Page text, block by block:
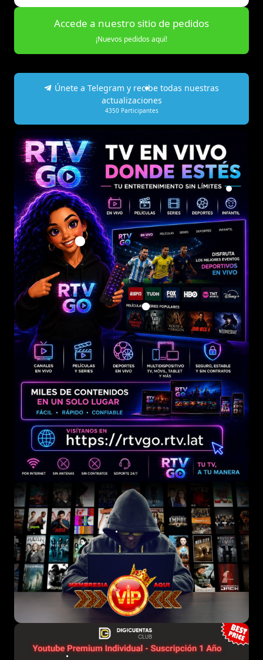
Accede a nuestro sitio de pedidos
¡Nuevos pedidos aquí!
Únete a Telegram y recibe todas nuestras
actualizaciones
4350 Participantes